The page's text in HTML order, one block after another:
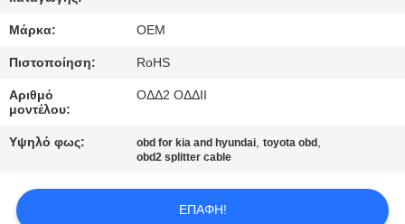
ΈΛΕΓΧΟΣ
ΜΑΣ
ΕΛΆΤΕ
ΣΕ
ΕΠΑΦΉ
ΜΕ
Μάρκα: OEM
Πιστοποίηση: RoHS
Αριθμό
μοντέλου:
ΟΔΔ2 ΟΔΔII
Υψηλό φως: obd for kia and hyundai,toyota obd ,
obd2 splitter cable
ΕΠΑΦΉ!